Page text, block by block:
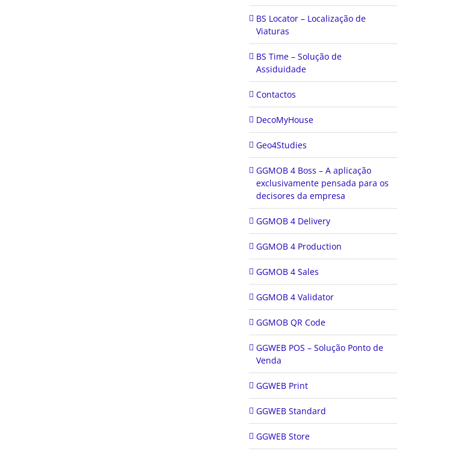
BS Locator – Localização de
Viaturas
BS Time – Solução de
Assiduidade
Contactos
DecoMyHouse
Geo4Studies
GGMOB 4 Boss – A aplicação
exclusivamente pensada para os
decisores da empresa
GGMOB 4 Delivery
GGMOB 4 Production
GGMOB 4 Sales
GGMOB 4 Validator
GGMOB QR Code
GGWEB POS – Solução Ponto de
Venda
GGWEB Print
GGWEB Standard
GGWEB Store